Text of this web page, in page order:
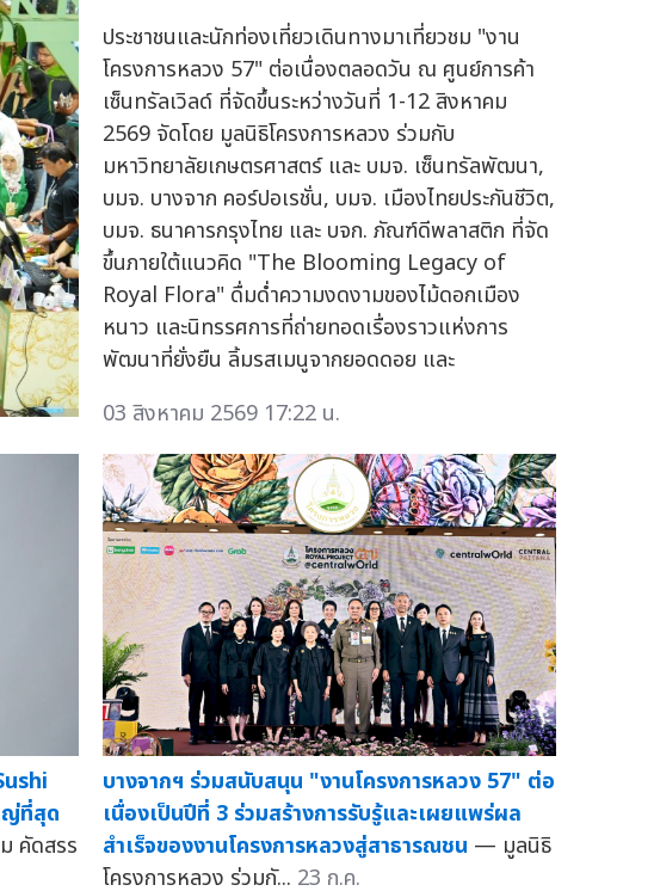
ประชาชนและนักท่องเที่ยวเดินทางมาเที่ยวชม "งาน
โครงการหลวง 57" ต่อเนื่องตลอดวัน ณ ศูนย์การค้า
เซ็นทรัลเวิลด์ ที่จัดขึ้นระหว่างวันที่ 1-12 สิงหาคม
2569 จัดโดย มูลนิธิโครงการหลวง ร่วมกับ
มหาวิทยาลัยเกษตรศาสตร์ และ บมจ. เซ็นทรัลพัฒนา,
บมจ. บางจาก คอร์ปอเรชั่น, บมจ. เมืองไทยประกันชีวิต,
บมจ. ธนาคารกรุงไทย และ บจก. ภัณฑ์ดีพลาสติก ที่จัด
ขึ้นภายใต้แนวคิด "The Blooming Legacy of
Royal Flora" ดื่มด่ำความงดงามของไม้ดอกเมือง
หนาว และนิทรรศการที่ถ่ายทอดเรื่องราวแห่งการ
พัฒนาที่ยั่งยืน ลิ้มรสเมนูจากยอดดอย และ
03 สิงหาคม 2569 17:22 น.
ญ่ที่สุด
คัดสรร
บางจากฯ ร่วมสนับสนุน "งานโครงการหลวง 57" ต่อ
เนื่องเป็นปีที่ 3 ร่วมสร้างการรับรู้และเผยแพร่ผล
สำเร็จของงานโครงการหลวงสู่สาธารณชน — มูลนิธิ
โครงการหลวง ร่วมกั... 23 ก.ค.